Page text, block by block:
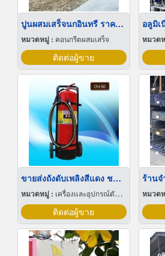
ปูนผสมเสร็จนกอินทรี ราคาคิวละ
หมวดหมู่ : คอนกรีตผสมเสร็จ
ติดต่อผู้ขาย
อลูมิ
หมวด
ขายส่งถังดับเพลิงสีแดง ชนิด Co2
หมวดหมู่ : เครื่องและอุปกรณ์ดับเพลิง
ติดต่อผู้ขาย
หมวด